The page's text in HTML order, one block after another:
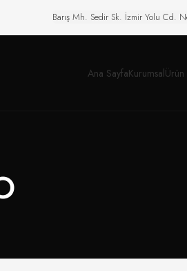
Barış Mh. Sedir Sk. İzmir Yolu Cd.
Ana SayfaKurumsalÜrün